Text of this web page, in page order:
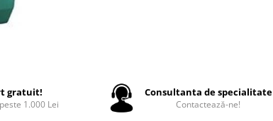
gratuit!
1.000 Lei
Consultanta de specialitate
Contactează-ne!